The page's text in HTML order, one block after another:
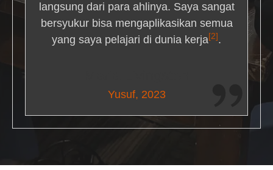
langsung dari para ahlinya. Saya sangat
bersyukur bisa mengaplikasikan semua
yang saya pelajari di dunia kerja[2] .
Yusuf, 2023